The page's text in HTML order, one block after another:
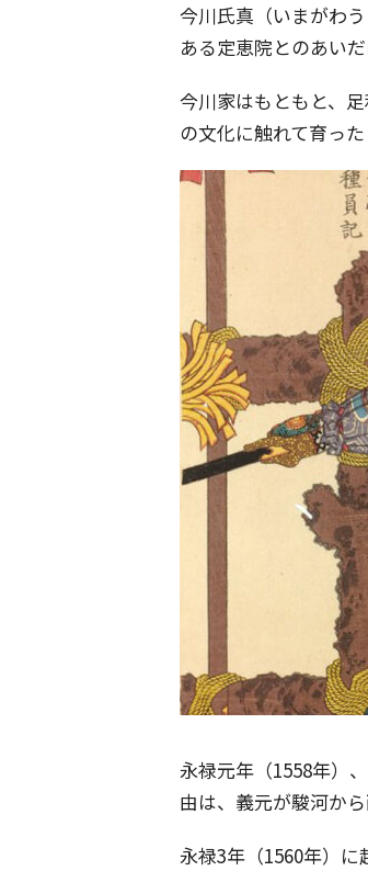
今川氏真（いまがわ
ある定恵院とのあい
今川家はもともと、
の文化に触れて育っ
永禄元年（1558年）
由は、義元が駿河か
永禄3年（1560年）